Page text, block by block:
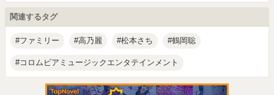
関連するタグ
ファミリー 高乃麗 松本さち 鶴岡聡
コロムビアミュージックエンタテインメント